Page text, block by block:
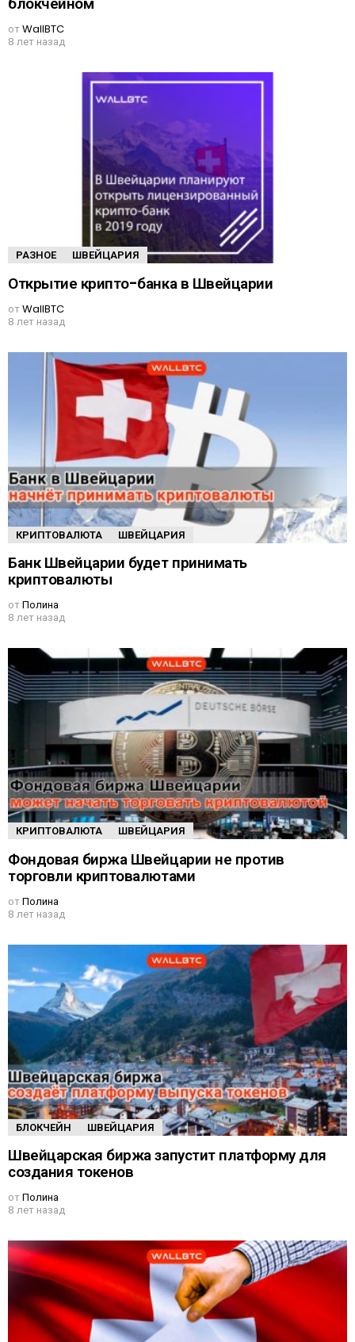
отWallBTC
8 лет назад
РАЗНОЕ ШВЕЙЦАРИЯ
Открытие крипто-банка в Швейцарии
отWallBTC
8 лет назад
КРИПТОВАЛЮТА ШВЕЙЦАРИЯ
Банк Швейцарии будет принимать
криптовалюты
отПолина
8 лет назад
КРИПТОВАЛЮТА ШВЕЙЦАРИЯ
Фондовая биржа Швейцарии не против
торговли криптовалютами
отПолина
8 лет назад
БЛОКЧЕЙН ШВЕЙЦАРИЯ
Швейцарская биржа запустит платформу для
создания токенов
отПолина
8 лет назад